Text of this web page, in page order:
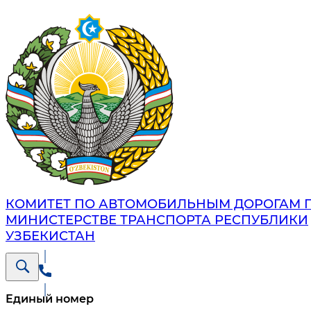
КОМИТЕТ ПО АВТОМОБИЛЬНЫМ ДОРОГАМ
МИНИСТЕРСТВЕ ТРАНСПОРТА РЕСПУБЛИКИ
УЗБЕКИСТАН
Единый номер